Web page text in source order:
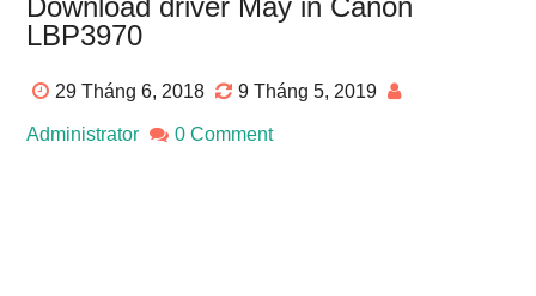
Download driver Máy in Canon
LBP3970
29 Tháng 6, 2018 9 Tháng 5, 2019
Administrator 0 Comment